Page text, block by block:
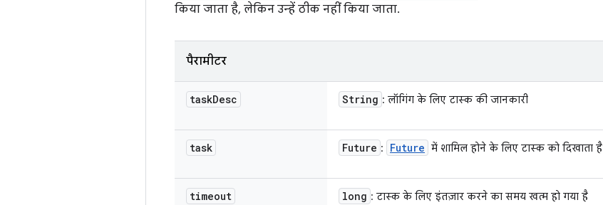
किया जाता है, लेकिन उन्हें ठीक नहीं किया जाता.
पैरामीटर
taskDesc String : लॉगिंग के लिए टास्क की जानकारी
task Future : Future में शामिल होने के लिए टास्क को दिखाता है
timeout long : टास्क के लिए इंतज़ार करने का समय खत्म हो गया है